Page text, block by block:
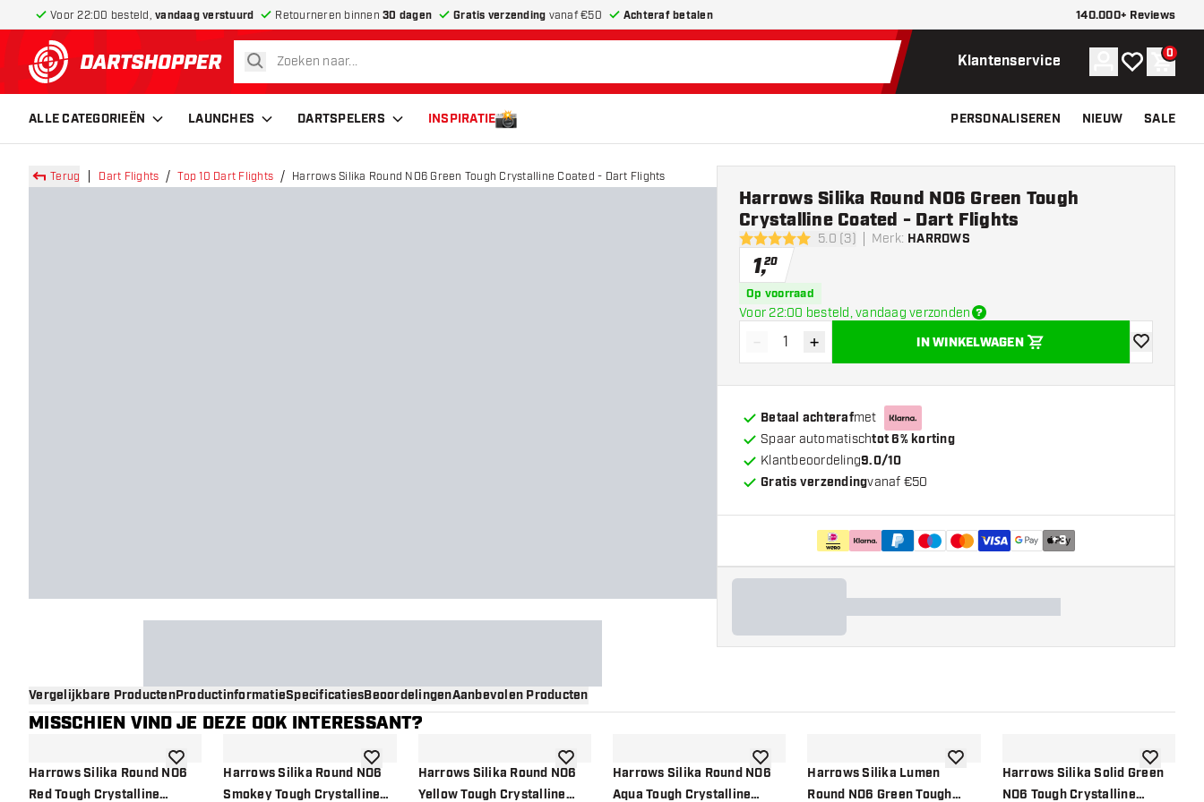
Voor 22:00 besteld, vandaag verstuurd Retourneren binnen 30 dagen Gratis verzending vanaf €50 Achteraf betalen 140.000+ Reviews
terug naar home pagina
zoeken Klantenservice Account
Mijn 0
ALLE CATEGORIEËN LAUNCHES DARTSPELERS INSPIRATIE PERSONALISEREN NIEUW SALE
Terug Dart Flights Top 10 Dart Flights Harrows Silika Round NO6 Green Tough Crystalline Coated - Dart Flights
5 score sterren5.0 (3) Merk: HARROWS
Harrows Silika Round NO6 Green Tough
Crystalline Coated - Dart Flights
1,20
Op voorraad
Voor 22:00 besteld, vandaag verzonden
Verminder hoeveelheid
- Verhoog hoeveelheid
+ IN WINKELWAGEN
toevoegen
Betaal achterafmet
Spaar automatischtot 6% korting
Klantbeoordeling9.0/10
Gratis verzendingvanaf €50
+3
Vergelijkbare ProductenProductinformatieSpecificatiesBeoordelingenAanbevolen Producten
MISSCHIEN VIND JE DEZE OOK INTERESSANT?
Harrows Silika Round NO6
Red Tough Crystalline
toevoegen aan verlanglijst
Harrows Silika Round NO6
Smokey Tough Crystalline
toevoegen aan verlanglijst
Harrows Silika Round NO6
Yellow Tough Crystalline
toevoegen aan verlanglijst
Harrows Silika Round NO6
Aqua Tough Crystalline
toevoegen aan verlanglijst
Harrows Silika Lumen
Round NO6 Green Tough
toevoegen aan verlanglijst
Harrows Silika Solid Green
NO6 Tough Crystalline